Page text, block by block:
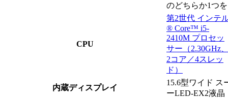
のどちらか1つ
CPU
第2世代 インテ
® Core™ i5-
2410M プロセッ
サー（2.30GHz
2コア／4スレッ
ド）
内蔵ディスプレイ
15.6型ワイド ス
ーLED-EX2液晶